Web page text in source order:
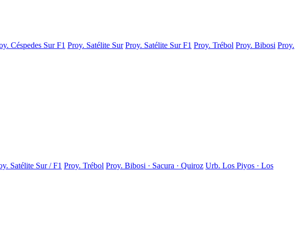
Céspedes Sur F1 Proy. Satélite Sur Proy. Satélite Sur F1 Proy. Trébol Proy. Bibosi Proy.
Satélite Sur / F1 Proy. Trébol Proy. Bibosi · Sacura · Quiroz Urb. Los Piyos · Los